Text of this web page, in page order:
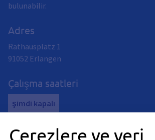
bulunabilir.
Adres
Rathausplatz 1
91052 Erlangen
Çalışma saatleri
şimdi kapalı
08:00-12:00Saat (öğleden önce) ve
Çerezlere ve veri